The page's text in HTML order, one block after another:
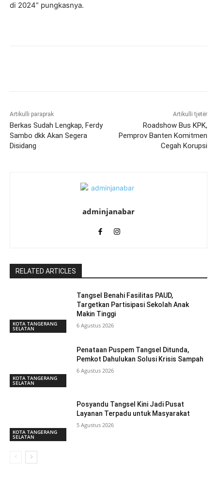
di 2024” pungkasnya.
Artikulli paraprak
Berkas Sudah Lengkap, Ferdy
Sambo dkk Akan Segera
Disidang
Artikulli tjetër
Roadshow Bus KPK,
Pemprov Banten Komitmen
Cegah Korupsi
adminjanabar
RELATED ARTICLES
KOTA TANGERANG
SELATAN
Tangsel Benahi Fasilitas PAUD,
Targetkan Partisipasi Sekolah Anak
Makin Tinggi
6 Agustus 2026
KOTA TANGERANG
SELATAN
Penataan Puspem Tangsel Ditunda,
Pemkot Dahulukan Solusi Krisis Sampah
6 Agustus 2026
KOTA TANGERANG
SELATAN
Posyandu Tangsel Kini Jadi Pusat
Layanan Terpadu untuk Masyarakat
5 Agustus 2026